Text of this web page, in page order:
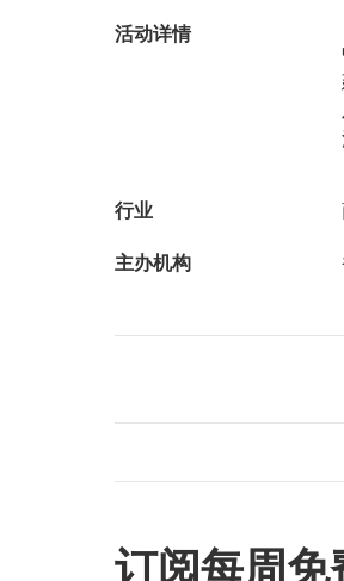
活动详情
行业
主办机构
订阅每周免